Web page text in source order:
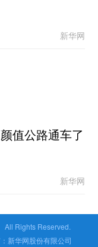
新华网
值公路通车了
新华网
Rights Reserved.
华网股份有限公司